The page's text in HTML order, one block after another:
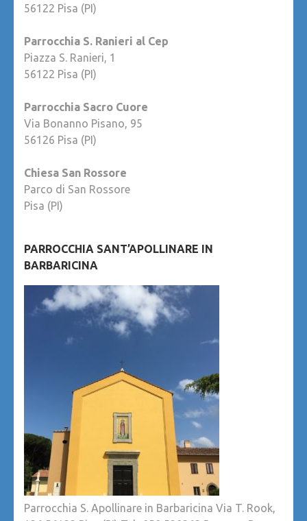
56122 Pisa (PI)
Parrocchia S. Ranieri al Cep
Piazza S. Ranieri, 1
56122 Pisa (PI)
Parrocchia Sacro Cuore
Via Bonanno Pisano, 95
56126 Pisa (PI)
Chiesa San Rossore
Parco di San Rossore
Pisa (PI)
PARROCCHIA SANT’APOLLINARE IN
BARBARICINA
Parrocchia S. Apollinare in Barbaricina Via T. Rook,